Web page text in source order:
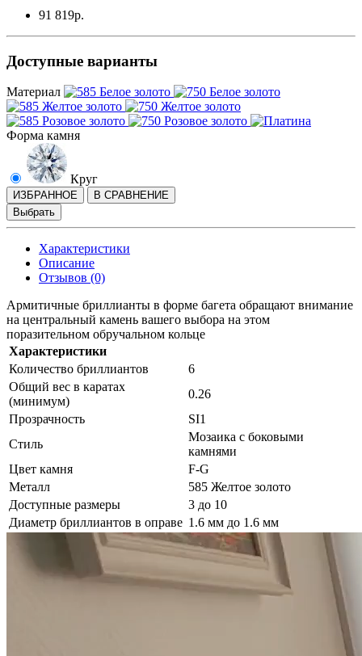
91 819р.
Доступные варианты
Материал
Форма камня
Круг
ИЗБРАННОЕ
В СРАВНЕНИЕ
Выбрать
Характеристики
Описание
Отзывов (0)
Армитичные бриллианты в форме багета обращают внимание
на центральный камень вашего выбора на этом
поразительном обручальном кольце
Характеристики
Количество бриллиантов
6
Общий вес в каратах
(минимум)
0.26
Прозрачность
SI1
Стиль
Мозаика с боковыми
камнями
Цвет камня
F-G
Металл
585 Желтое золото
Доступные размеры
3 до 10
Диаметр бриллиантов в оправе 1.6 мм до 1.6 мм